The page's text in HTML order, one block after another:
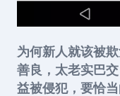
为何新人就该被
善良，太老实巴
益被侵犯，要恰